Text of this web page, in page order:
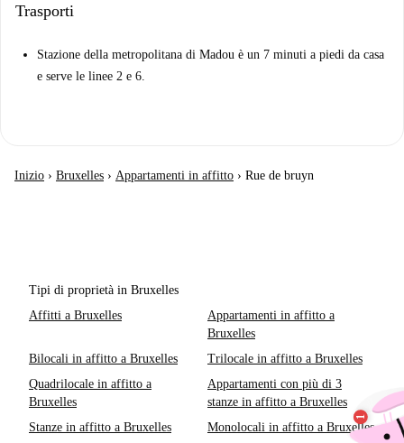
Trasporti
Stazione della metropolitana di Madou è un 7 minuti a piedi da casa
e serve le linee 2 e 6.
Inizio › Bruxelles › Appartamenti in affitto › Rue de bruyn
Tipi di proprietà in Bruxelles
Affitti a Bruxelles
Appartamenti in affitto a
Bruxelles
Bilocali in affitto a Bruxelles
Trilocale in affitto a Bruxelles
Quadrilocale in affitto a
Bruxelles
Appartamenti con più di 3
stanze in affitto a Bruxelles
Stanze in affitto a Bruxelles
Monolocali in affitto a Bruxelles